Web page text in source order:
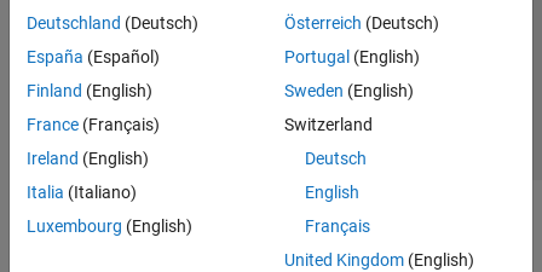
Deutschland (Deutsch)
España (Español)
Finland (English)
France (Français)
Ireland (English)
Italia (Italiano)
Luxembourg (English)
Österreich (Deutsch)
Portugal (English)
Sweden (English)
Switzerland
Deutsch
English
Français
United Kingdom(English)
© 1994-2026 The MathWorks, Inc.
Website auswählen
Deutschland